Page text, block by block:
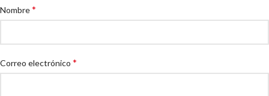
Nombre*
Correo electrónico *